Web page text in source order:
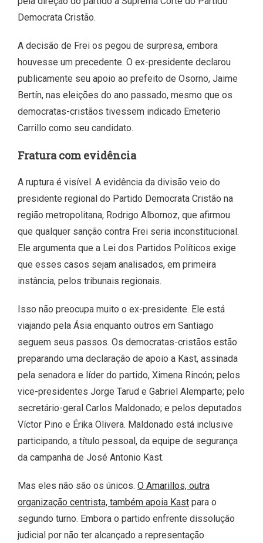
Democrata Cristão.
A decisão de Frei os pegou de surpresa, embora
houvesse um precedente. O ex-presidente declarou
publicamente seu apoio ao prefeito de Osorno, Jaime
Bertín, nas eleições do ano passado, mesmo que os
democratas-cristãos tivessem indicado Emeterio
Carrillo como seu candidato.
Fratura com evidência
A ruptura é visível. A evidência da divisão veio do
presidente regional do Partido Democrata Cristão na
região metropolitana, Rodrigo Albornoz, que afirmou
que qualquer sanção contra Frei seria inconstitucional.
Ele argumenta que a Lei dos Partidos Políticos exige
que esses casos sejam analisados, em primeira
instância, pelos tribunais regionais.
Isso não preocupa muito o ex-presidente. Ele está
viajando pela Ásia enquanto outros em Santiago
seguem seus passos. Os democratas-cristãos estão
preparando uma declaração de apoio a Kast, assinada
pela senadora e líder do partido, Ximena Rincón; pelos
vice-presidentes Jorge Tarud e Gabriel Alemparte; pelo
secretário-geral Carlos Maldonado; e pelos deputados
Víctor Pino e Érika Olivera. Maldonado está inclusive
participando, a título pessoal, da equipe de segurança
da campanha de José Antonio Kast.
Mas eles não são os únicos. O Amarillos, outra
organização centrista, também apoia Kast para o
segundo turno. Embora o partido enfrente dissolução
judicial por não ter alcançado a representação